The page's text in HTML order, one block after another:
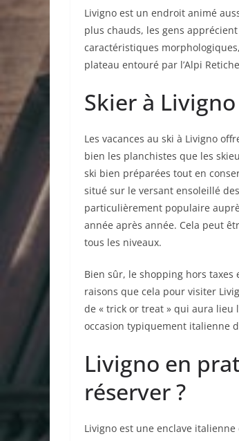
Livigno est un endroit animé
plus chauds, les gens
caractéristiques
plateau entouré par l’Alpi
Skier à Livigno
Les vacances au ski à Livigno
bien les planchistes que les
ski bien préparées tout en
situé sur le versant ensoleillé
particulièrement populaire
année après année. Cela peut
tous les niveaux.
Bien sûr, le shopping hors
raisons que cela pour visiter
de « trick or treat » qui aura lieu
occasion typiquement italienne
Livigno en
réserver ?
Livigno est une enclave